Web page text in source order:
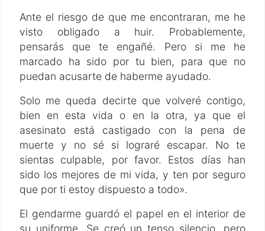
Ante el riesgo de que me encontraran, me he
visto obligado a huir. Probablemente,
pensarás que te engañé. Pero si me he
marcado ha sido por tu bien, para que no
puedan acusarte de haberme ayudado.
Solo me queda decirte que volveré contigo,
bien en esta vida o en la otra, ya que el
asesinato está castigado con la pena de
muerte y no sé si lograré escapar. No te
sientas culpable, por favor. Estos días han
sido los mejores de mi vida, y ten por seguro
que por ti estoy dispuesto a todo».
El gendarme guardó el papel en el interior de
su uniforme. Se creó un tenso silencio, pero